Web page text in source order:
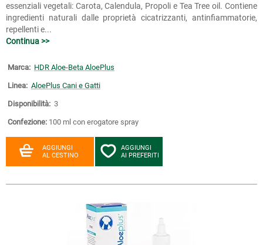
essenziali vegetali: Carota, Calendula, Propoli e Tea Tree oil. Contiene
ingredienti naturali dalle proprietà cicatrizzanti, antinfiammatorie,
repellenti e...
Continua >>
Marca: HDR Aloe-Beta AloePlus
Linea: AloePlus Cani e Gatti
Disponibilità: 3
Confezione: 100 ml con erogatore spray
AGGIUNGI
AL CESTINO
AGGIUNGI
AI PREFERITI